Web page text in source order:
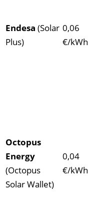
Endesa (Solar
Plus)
0,06
€/kWh
Octopus
Energy
(Octopus
Solar Wallet)
0,04
€/kWh